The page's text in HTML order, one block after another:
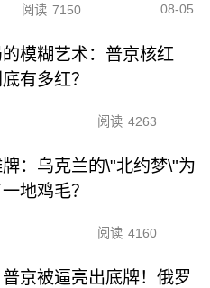
阅读 7150 08-05
模糊艺术：普京核红
有多红？
阅读 4263
：乌克兰的\"北约梦\"为
地鸡毛？
阅读 4160
普京被逼亮出底牌！俄罗